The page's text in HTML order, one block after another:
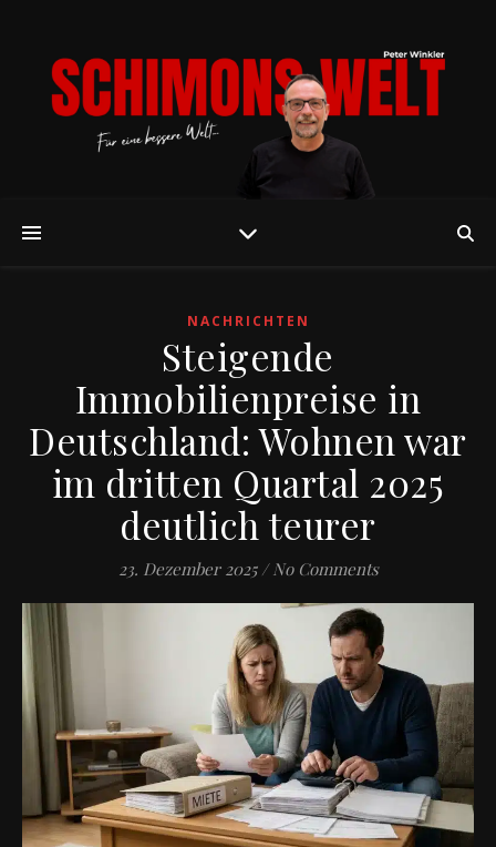
NACHRICHTEN
Steigende
Immobilienpreise in
Deutschland: Wohnen war
im dritten Quartal 2025
deutlich teurer
23. Dezember 2025 / No Comments